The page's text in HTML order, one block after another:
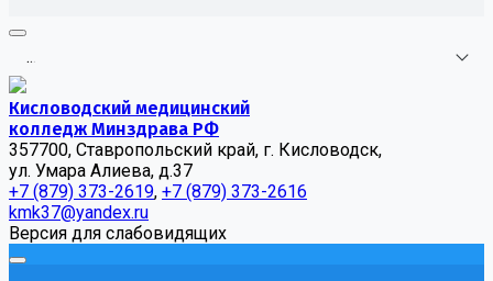
...
Кисловодский медицинский
колледж Минздрава РФ
357700, Ставропольский край, г. Кисловодск,
ул. Умара Алиева, д.37
+7 (879) 373-2619, +7 (879) 373-2616
kmk37@yandex.ru
Версия для слабовидящих